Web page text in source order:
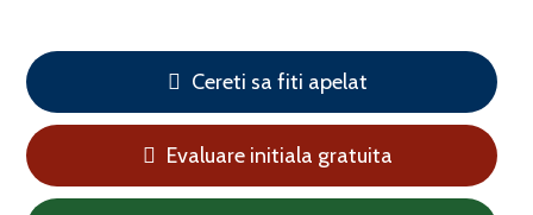
Cereti sa fiti apelat
Evaluare initiala gratuita